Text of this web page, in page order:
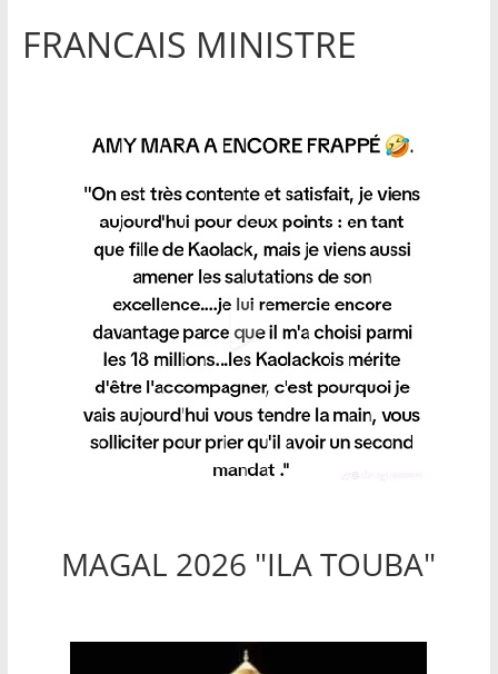
FRANCAIS MINISTRE
MAGAL 2026 "ILA TOUBA"